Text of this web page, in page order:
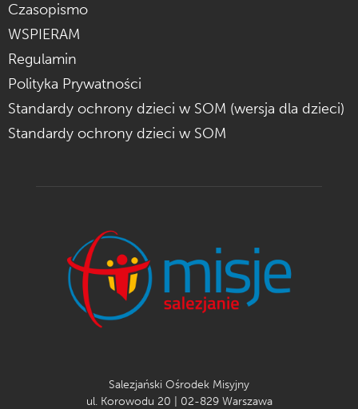
Czasopismo
WSPIERAM
Regulamin
Polityka Prywatności
Standardy ochrony dzieci w SOM (wersja dla dzieci)
Standardy ochrony dzieci w SOM
Salezjański Ośrodek Misyjny
ul. Korowodu 20 | 02-829 Warszawa